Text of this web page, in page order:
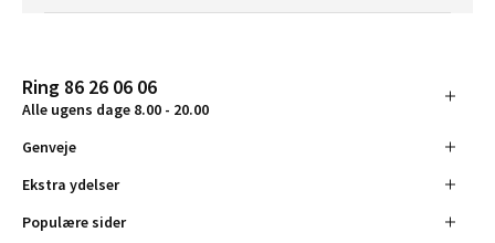
Ring 86 26 06 06
Alle ugens dage 8.00 - 20.00
Genveje
Ekstra ydelser
Populære sider